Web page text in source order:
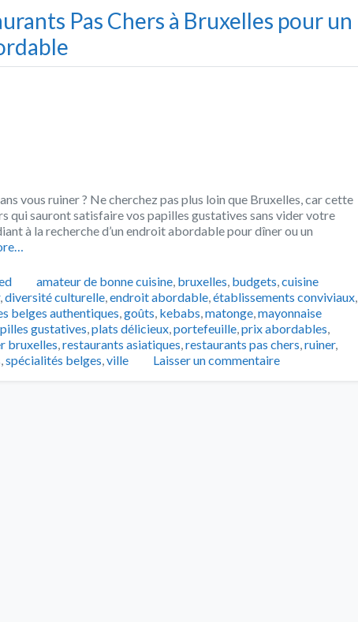
Pas Chers à Bruxelles pour un
vous ruiner ? Ne cherchez pas plus loin que Bruxelles, car cette
qui sauront satisfaire vos papilles gustatives sans vider votre
à la recherche d’un endroit abordable pour dîner ou un
Tags
amateur de bonne cuisine, bruxelles, budgets,cuisine
,diversité culturelle,endroit abordable,établissements conviviaux,
belges authentiques,goûts, kebabs,matonge,mayonnaise
gustatives,plats délicieux,portefeuille,prix abordables,
bruxelles,restaurants asiatiques,restaurants pas chers,ruiner,
,spécialités belges,ville Laisser un commentaire